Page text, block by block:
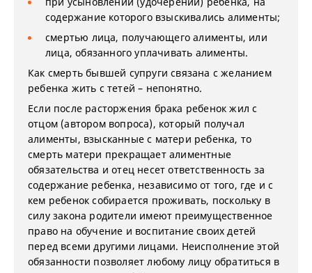
содержание которого взыскивались алименты;
смертью лица, получающего алименты, или
лица, обязанного уплачивать алименты.
Как смерть бывшей супруги связана с желанием
ребенка жить с тетей – непонятно.
Если после расторжения брака ребенок жил с
отцом (автором вопроса), который получал
алименты, взысканные с матери ребенка, то
смерть матери прекращает алиментные
обязательства и отец несет ответственность за
содержание ребенка, независимо от того, где и с
кем ребенок собирается проживать, поскольку в
силу закона родители имеют преимущественное
право на обучение и воспитание своих детей
перед всеми другими лицами. Неисполнение этой
обязанности позволяет любому лицу обратиться в